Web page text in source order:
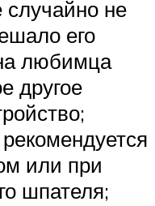
не
его
любимца
другое
или при
шпателя;